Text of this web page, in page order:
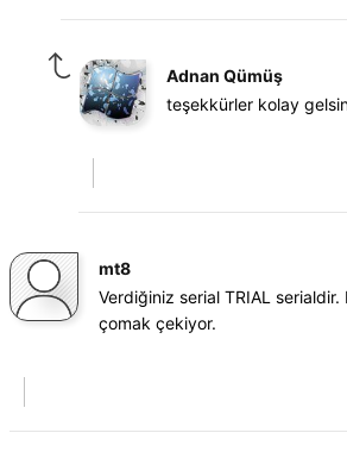
Adnan Qümüş
teşekkürler kolay
mt8
Verdiğiniz serial TRIAL
çomak çekiyor.